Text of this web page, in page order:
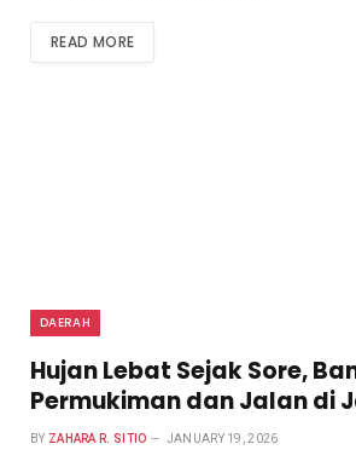
READ MORE
DAERAH
Hujan Lebat Sejak Sore,
Permukiman dan Jalan di
BY ZAHARA R. SITIO JANUARY 19, 2026